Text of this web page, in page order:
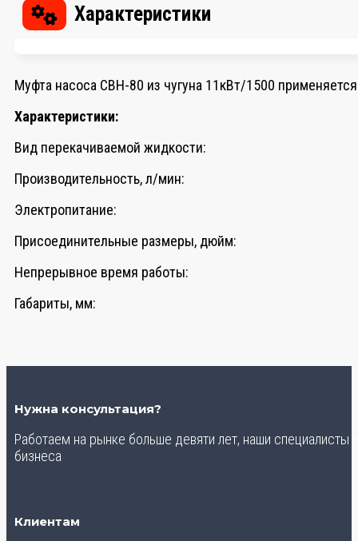
Характеристики
Муфта насоса СВН-80 из чугуна 11кВт/1500
Характеристики:
Вид перекачиваемой жидкости:
Производительность, л/мин:
Электропитание:
Присоединительные размеры, дюйм:
Непрерывное время работы:
Габариты, мм:
Нужна консультация?
Работаем на рынке больше девяти лет, наши
бизнеса
Клиентам